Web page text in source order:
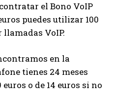
el Bono VoIP
puedes utilizar 100
VoIP.
en la
tienes 24 meses
o de 14 euros si no